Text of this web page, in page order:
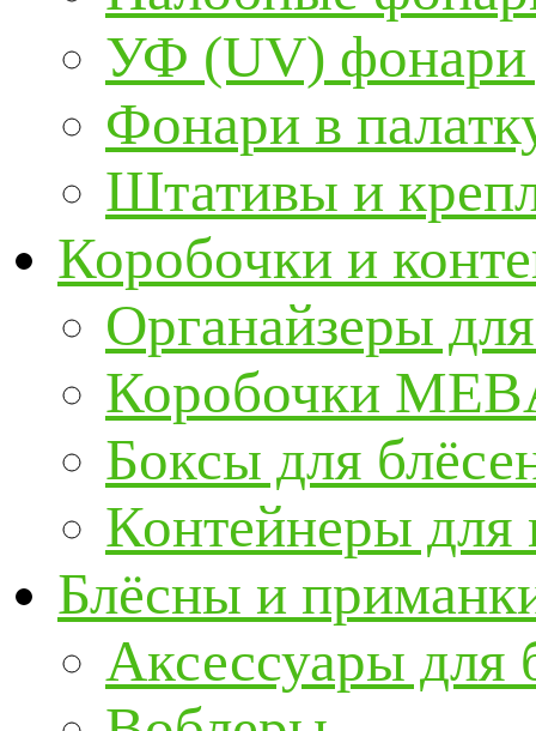
УФ (UV) фонари
Фонари в
Штативы и
Коробочки и
Органайзеры
Коробочки
Боксы для
Контейнеры для
Блёсны и
Аксессуары для